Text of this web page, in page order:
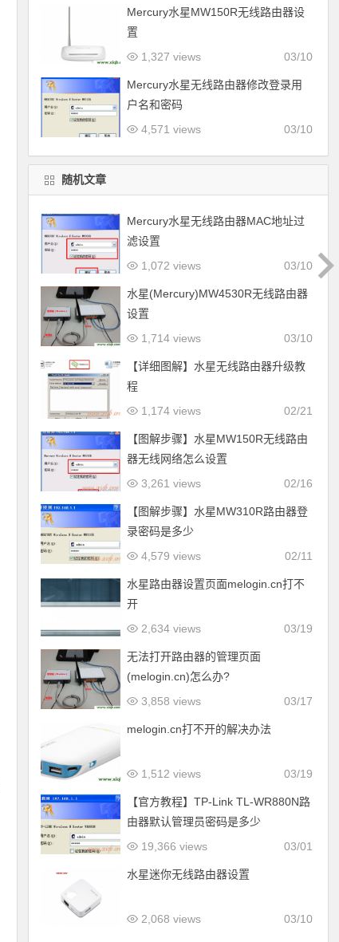
Mercury水星MW150R无线路由器设
置
03/10
1,327 views
Mercury水星无线路由器修改登录用
户名和密码
03/10
4,571 views
随机文章
Mercury水星无线路由器MAC地址过
滤设置
03/10
1,072 views
水星(Mercury)MW4530R无线路由器
设置
03/10
1,714 views
【详细图解】水星无线路由器升级教
程
02/21
1,174 views
【图解步骤】水星MW150R无线路由
器无线网络怎么设置
02/16
3,261 views
【图解步骤】水星MW310R路由器登
录密码是多少
02/11
4,579 views
水星路由器设置页面melogin.cn打不
开
03/19
2,634 views
无法打开路由器的管理页面
(melogin.cn)怎么办?
03/17
3,858 views
melogin.cn打不开的解决办法
03/19
1,512 views
【官方教程】TP-Link TL-WR880N路
由器默认管理员密码是多少
03/01
19,366 views
水星迷你无线路由器设置
03/10
2,068 views